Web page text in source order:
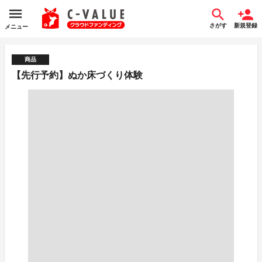
メニュー さがす 新規登録
商品
【先行予約】ぬか床づくり体験